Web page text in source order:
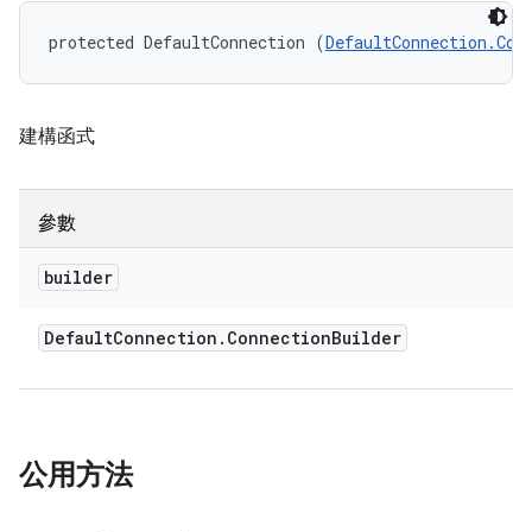
protected DefaultConnection (
建構函式
參數
builder
DefaultConnection . ConnectionBuilder
公用方法